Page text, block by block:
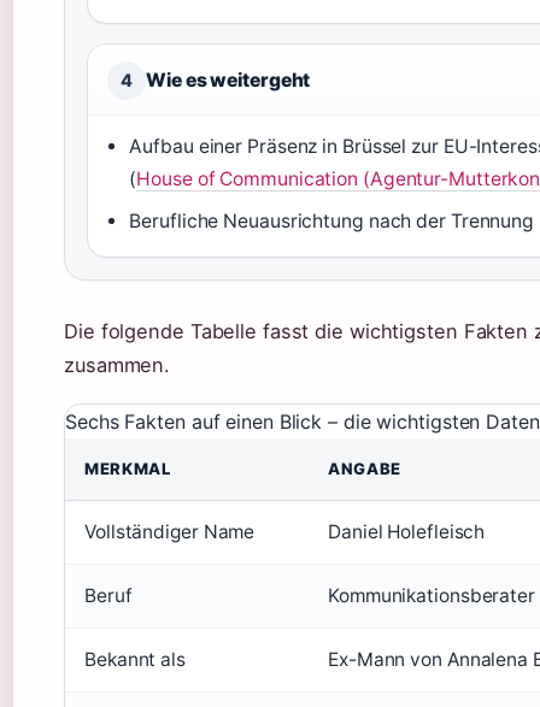
4 Wie es weitergeht
Aufbau einer Präsenz in Brüssel zur EU-
(House of Communication (Agentur-
Berufliche Neuausrichtung nach der Trennung
Die folgende Tabelle fasst die wichtigsten Fakten
zusammen.
Sechs Fakten auf einen Blick – die wichtigsten
MERKMAL ANGABE
Vollständiger Name Daniel Holefleisch
Beruf Kommunikationsberater
Bekannt als Ex-Mann von Annalena